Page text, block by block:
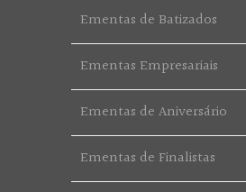
Ementas de Batizados
Ementas Empresariais
Ementas de Aniversário
Ementas de Finalistas